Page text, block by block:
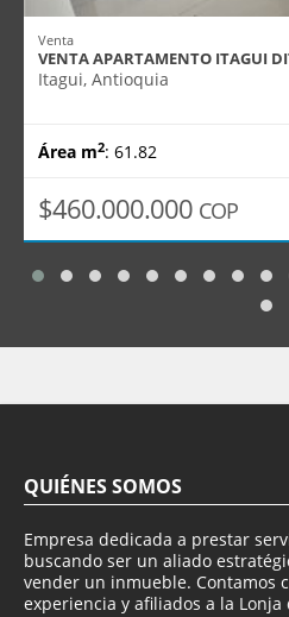
Venta
VENTA APARTAMENTO ITAGUI
Itagui, Antioquia
Área m2: 61.82
$460.000.000 COP
QUIÉNES SOMOS
Empresa dedicada a prestar
buscando ser un aliado
vender un inmueble. Contamos
experiencia y afiliados a la